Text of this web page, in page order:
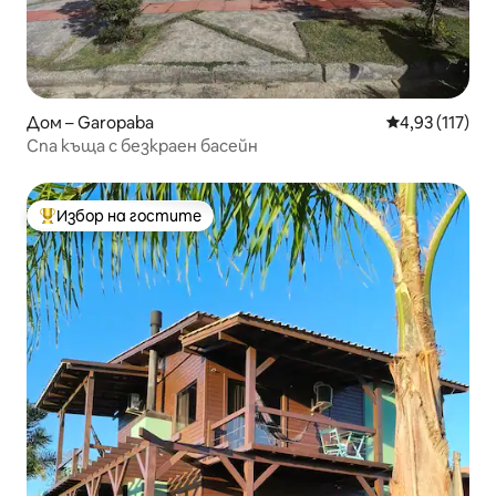
Дом – Garopaba Средна
4,93 (117)
Спа къща с безкраен басейн
Най-популярен избор на гостите
Избор на гостите